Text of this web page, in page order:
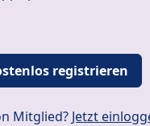
registrieren
Mitglied? Jetzt